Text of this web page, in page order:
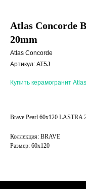
Atlas Concorde
20mm
Atlas Concorde
Артикул: AT5J
Купить керамогранит
Brave Pearl 60x120 LASTRA
Коллекция: BRAVE
Размер: 60х120